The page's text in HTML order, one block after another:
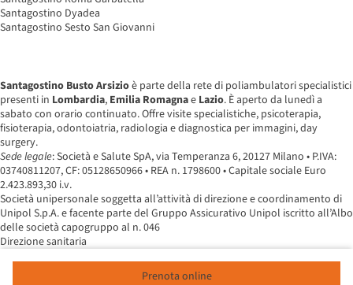
Prenota online
Santagostino Dyadea
Santagostino Sesto San Giovanni
Santagostino Busto Arsizioè parte della rete di poliambulatori specialistici
presenti in Lombardia, Emilia Romagnae Lazio. È aperto da lunedì a
sabato con orario continuato. Offre visite specialistiche, psicoterapia,
fisioterapia, odontoiatria, radiologia e diagnostica per immagini, day
surgery.
Sede legale: Società e Salute SpA, via Temperanza 6, 20127 Milano • P.IVA:
03740811207, CF: 05128650966 • REA n. 1798600 • Capitale sociale Euro
2.423.893,30 i.v.
Società unipersonale soggetta all’attività di direzione e coordinamento di
Unipol S.p.A. e facente parte del Gruppo Assicurativo Unipol iscritto all’Albo
delle società capogruppo al n. 046
Direzione sanitaria